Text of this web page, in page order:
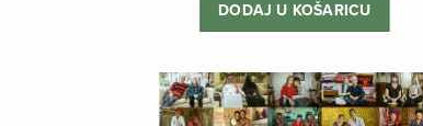
DODAJ U KOŠARICU